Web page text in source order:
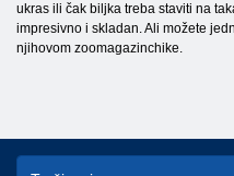
ukras ili čak biljka treba staviti na
impresivno i skladan. Ali možete
njihovom zoomagazinchike.